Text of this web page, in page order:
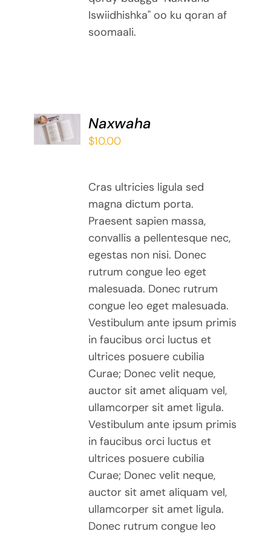
Iswiidhishka" oo ku qoran af
soomaali.
ADD TO
BASKET
/
Naxwaha
$10.00
Cras ultricies ligula sed
magna dictum porta.
Praesent sapien massa,
convallis a pellentesque nec,
egestas non nisi. Donec
rutrum congue leo eget
malesuada. Donec rutrum
congue leo eget malesuada.
Vestibulum ante ipsum primis
in faucibus orci luctus et
ultrices posuere cubilia
Curae; Donec velit neque,
auctor sit amet aliquam vel,
ullamcorper sit amet ligula.
Vestibulum ante ipsum primis
in faucibus orci luctus et
ultrices posuere cubilia
Curae; Donec velit neque,
auctor sit amet aliquam vel,
ullamcorper sit amet ligula.
Donec rutrum congue leo